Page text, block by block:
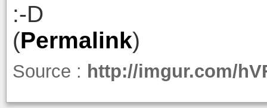
:-D
(Permalink)
Source : http://imgur.com/